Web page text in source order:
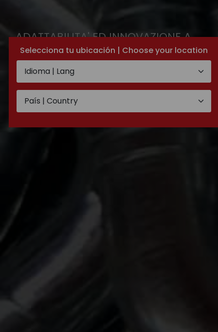
Selecciona tu ubicación | Choose your location
ADATTABILITA' ED INNOVAZIONE A
DISPOSIZIONE DEL CLIENTE